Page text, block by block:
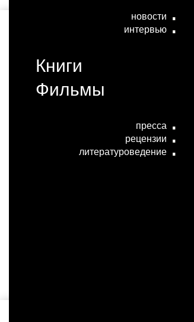
новости
интервью
Книги
Фильмы
пресса
рецензии
литературоведение